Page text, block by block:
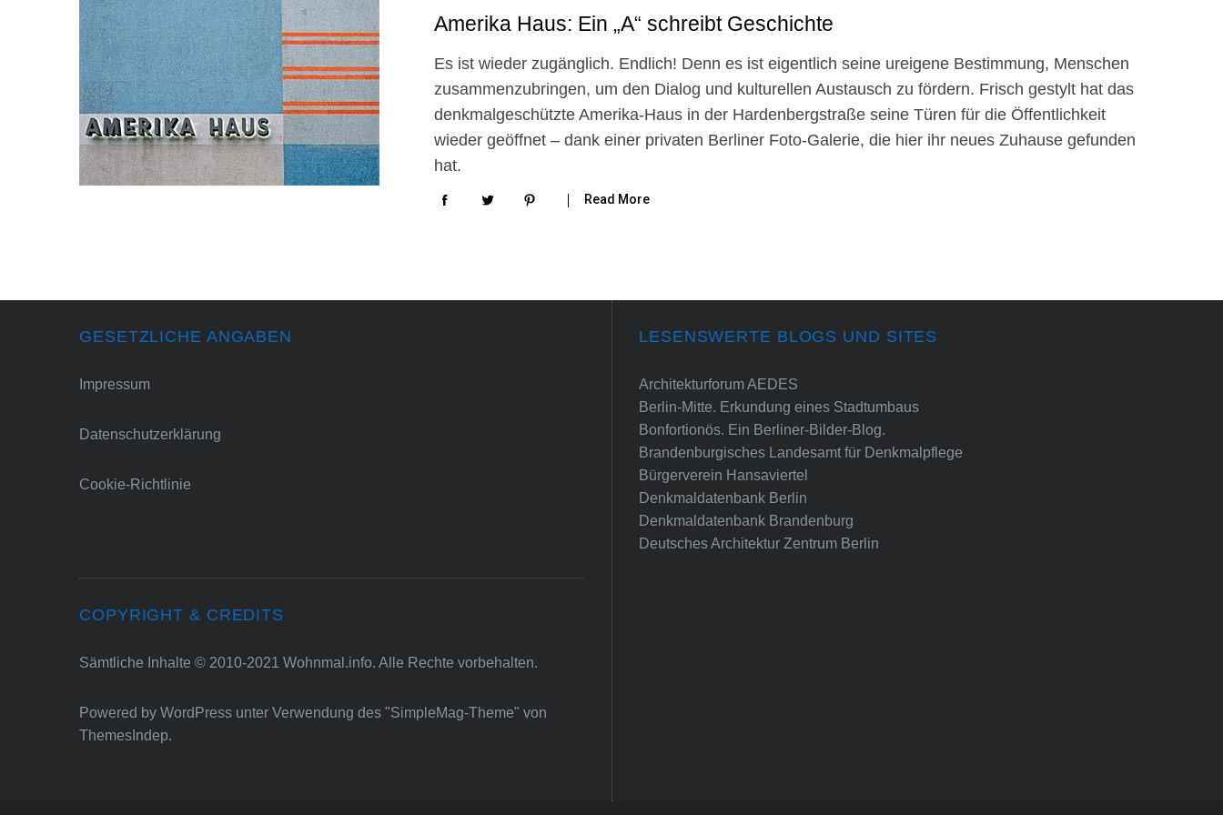
Amerika Haus: Ein „A“ schreibt Geschichte
Es ist wieder zugänglich. Endlich! Denn es ist eigentlich seine ureigene Bestimmung, Menschen
zusammenzubringen, um den Dialog und kulturellen Austausch zu fördern. Frisch gestylt hat das
denkmalgeschützte Amerika-Haus in der Hardenbergstraße seine Türen für die Öffentlichkeit
wieder geöffnet – dank einer privaten Berliner Foto-Galerie, die hier ihr neues Zuhause gefunden
hat.
Read More
GESETZLICHE ANGABEN
Impressum
Datenschutzerklärung
Cookie-Richtlinie
COPYRIGHT & CREDITS
Sämtliche Inhalte © 2010-2021 Wohnmal.info. Alle Rechte vorbehalten.
Powered by WordPress unter Verwendung des "SimpleMag-Theme" von
ThemesIndep.
LESENSWERTE BLOGS UND SITES
Architekturforum AEDES
Berlin-Mitte. Erkundung eines Stadtumbaus
Bonfortionös. Ein Berliner-Bilder-Blog.
Brandenburgisches Landesamt für Denkmalpflege
Bürgerverein Hansaviertel
Denkmaldatenbank Berlin
Denkmaldatenbank Brandenburg
Deutsches Architektur Zentrum Berlin